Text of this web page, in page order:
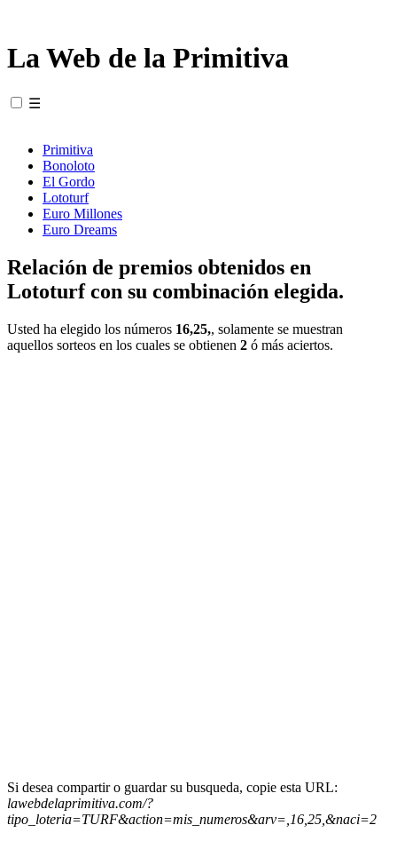
La Web de la Primitiva
☰
Primitiva
Bonoloto
El Gordo
Lototurf
Euro Millones
Euro Dreams
Relación de premios obtenidos en
Lototurf con su combinación elegida.
Usted ha elegido los números 16,25,, solamente se muestran
aquellos sorteos en los cuales se obtienen 2 ó más aciertos.
Si desea compartir o guardar su busqueda, copie esta URL:
lawebdelaprimitiva.com/?
tipo_loteria=TURF&action=mis_numeros&arv=,16,25,&naci=2